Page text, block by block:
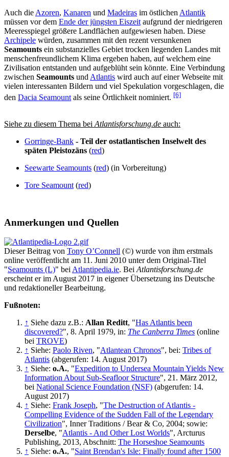
Auch die Azoren, Kanaren und Madeiras im östlichen Atlantik
müssen vor dem Ende der jüngsten Eiszeit aufgrund der niedrigeren
Meeresspiegel größere Landflächen aufgewiesen haben. Diese
Archipele würden, zusammen mit den rezent versunkenen
Seamounts ein substanzielles Gebiet trocken liegenden Landes mit
menschenfreundlichem Klima ergeben haben, auf welchem eine
Zivilisation entstanden und aufgeblüht sein könnte. Eine Verbindung
zwischen Seamounts und Atlantis wird auch auf einer Webseite mit
vielen interessanten Bildern und viel Spekulation vorgeschlagen, die
den Dacia Seamount als seine Örtlichkeit nominiert. [6]
Siehe zu diesem Thema bei Atlantisforschung.de auch:
Gorringe-Bank - Teil der ostatlantischen Inselwelt des
späten Pleistozäns (red)
Seewarte Seamounts (red) (in Vorbereitung)
Tore Seamount (red)
Anmerkungen und Quellen
Dieser Beitrag von Tony O’Connell (©) wurde von ihm erstmals
online veröffentlicht am 11. Juni 2010 unter dem Original-Titel
"Seamounts (L)" beiAtlantipedia.ie. BeiAtlantisforschung.de
erscheint er im August 2017 in eigener Übersetzung ins Deutsche
und redaktioneller Bearbeitung.
Fußnoten:
↑ Siehe dazu z.B.: Allan Reditt, "Has Atlantis been
discovered?", 8. April 1979, in: The Canberra Times (online
bei TROVE)
↑ Siehe: Paolo Riven, "Atlantean Chronos", bei: Tribes of
Atlantis (abgerufen: 14. August 2017)
↑ Siehe: o.A., "Expedition to Undersea Mountain Yields New
Information About Sub-Seafloor Structure", 21. März 2012,
bei National Science Foundation (NSF) (abgerufen: 14.
August 2017)
↑ Siehe: Frank Joseph, "The Destruction of Atlantis -
Compelling Evidence of the Sudden Fall of the Legendary
Civilization", Inner Traditions / Bear & Co, 2004; sowie:
Derselbe, "Atlantis - And Other Lost Worlds", Arcturus
Publishing, 2013, Abschnitt: The Horseshoe Seamounts
↑ Siehe: o.A., "Saint Brendan's Isle: Finally found after 1500